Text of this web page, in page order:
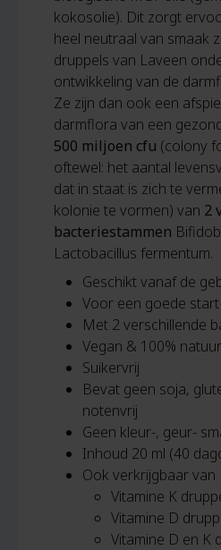
kokosolie). Dit zorgt
heel neutraal van smaak
druppels van Laveen
ontwikkeling van de
Ze zijn dan ook een
darmflora van een
500 miljoen cfu (colony
oftewel: het aantal
dat in staat is zich te
kolonie te vormen) van 2
bacteriestammen
Lactobacillus fermentum.
Geschikt vanaf de
Voor een goede
Met 2 verschillende
Vegan & 100%
Suikervrij
Bevat geen soja,
notenvrij
Geen kleur-, geur-
Inhoud 20 ml (40
Ook verkrijgbaar van
Vitamine K
Vitamine D
Vitamine D en K